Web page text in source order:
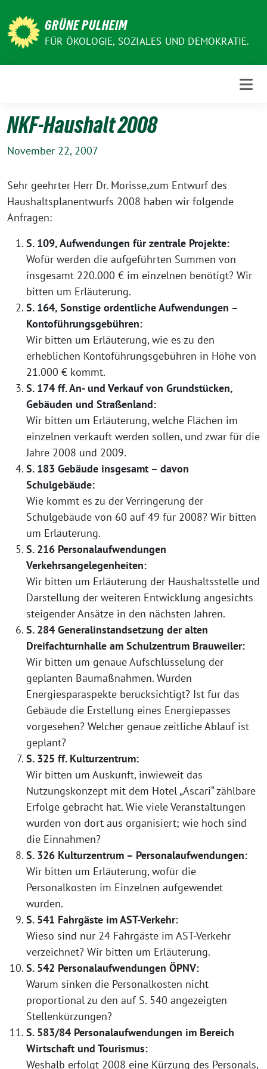
zum
Inhalt
GRÜNE PULHEIM
FÜR ÖKOLOGIE, SOZIALES UND DEMOKRATIE.
NKF-Haushalt 2008
November 22, 2007
Sehr geehrter Herr Dr. Morisse,zum Entwurf des
Haushaltsplanentwurfs 2008 haben wir folgende
Anfragen:
S. 109, Aufwendungen für zentrale Projekte:
Wofür werden die aufgeführten Summen von
insgesamt 220.000 € im einzelnen benötigt? Wir
bitten um Erläuterung.
S. 164, Sonstige ordentliche Aufwendungen –
Kontoführungsgebühren:
Wir bitten um Erläuterung, wie es zu den
erheblichen Kontoführungsgebühren in Höhe von
21.000 € kommt.
S. 174 ff. An- und Verkauf von Grundstücken,
Gebäuden und Straßenland:
Wir bitten um Erläuterung, welche Flächen im
einzelnen verkauft werden sollen, und zwar für die
Jahre 2008 und 2009.
S. 183 Gebäude insgesamt – davon
Schulgebäude:
Wie kommt es zu der Verringerung der
Schulgebäude von 60 auf 49 für 2008? Wir bitten
um Erläuterung.
S. 216 Personalaufwendungen
Verkehrsangelegenheiten:
Wir bitten um Erläuterung der Haushaltsstelle und
Darstellung der weiteren Entwicklung angesichts
steigender Ansätze in den nächsten Jahren.
S. 284 Generalinstandsetzung der alten
Dreifachturnhalle am Schulzentrum Brauweiler:
Wir bitten um genaue Aufschlüsselung der
geplanten Baumaßnahmen. Wurden
Energiesparaspekte berücksichtigt? Ist für das
Gebäude die Erstellung eines Energiepasses
vorgesehen? Welcher genaue zeitliche Ablauf ist
geplant?
S. 325 ff. Kulturzentrum:
Wir bitten um Auskunft, inwieweit das
Nutzungskonzept mit dem Hotel „Ascari“ zählbare
Erfolge gebracht hat. Wie viele Veranstaltungen
wurden von dort aus organisiert; wie hoch sind
die Einnahmen?
S. 326 Kulturzentrum – Personalaufwendungen:
Wir bitten um Erläuterung, wofür die
Personalkosten im Einzelnen aufgewendet
wurden.
S. 541 Fahrgäste im AST-Verkehr:
Wieso sind nur 24 Fahrgäste im AST-Verkehr
verzeichnet? Wir bitten um Erläuterung.
S. 542 Personalaufwendungen ÖPNV:
Warum sinken die Personalkosten nicht
proportional zu den auf S. 540 angezeigten
Stellenkürzungen?
S. 583/84 Personalaufwendungen im Bereich
Wirtschaft und Tourismus:
Weshalb erfolgt 2008 eine Kürzung des Personals,